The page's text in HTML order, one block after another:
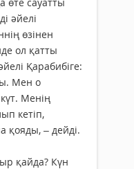
әйелі
өзінен
ол қатты
Қарабибіге:
Мен о
Менің
кетіп,
қояды, – дейді.
қайда? Күн